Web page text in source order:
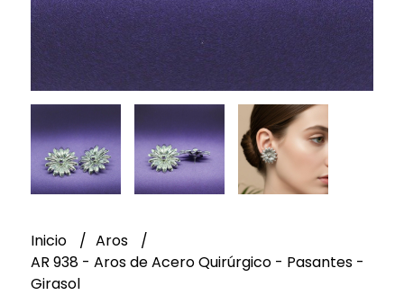
Inicio
Aros
AR 938 - Aros de Acero Quirúrgico - Pasantes -
Girasol